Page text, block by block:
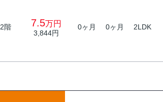
2階 7.5万円
3,844円
0ヶ月 0ヶ月 2LDK